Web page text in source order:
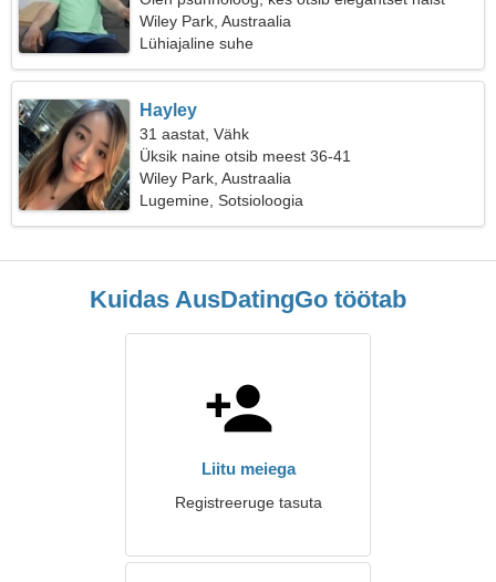
Wiley Park, Austraalia
Lühiajaline suhe
Hayley
31 aastat, Vähk
Üksik naine otsib meest 36-41
Wiley Park, Austraalia
Lugemine, Sotsioloogia
Kuidas AusDatingGo töötab
Liitu meiega
Registreeruge tasuta